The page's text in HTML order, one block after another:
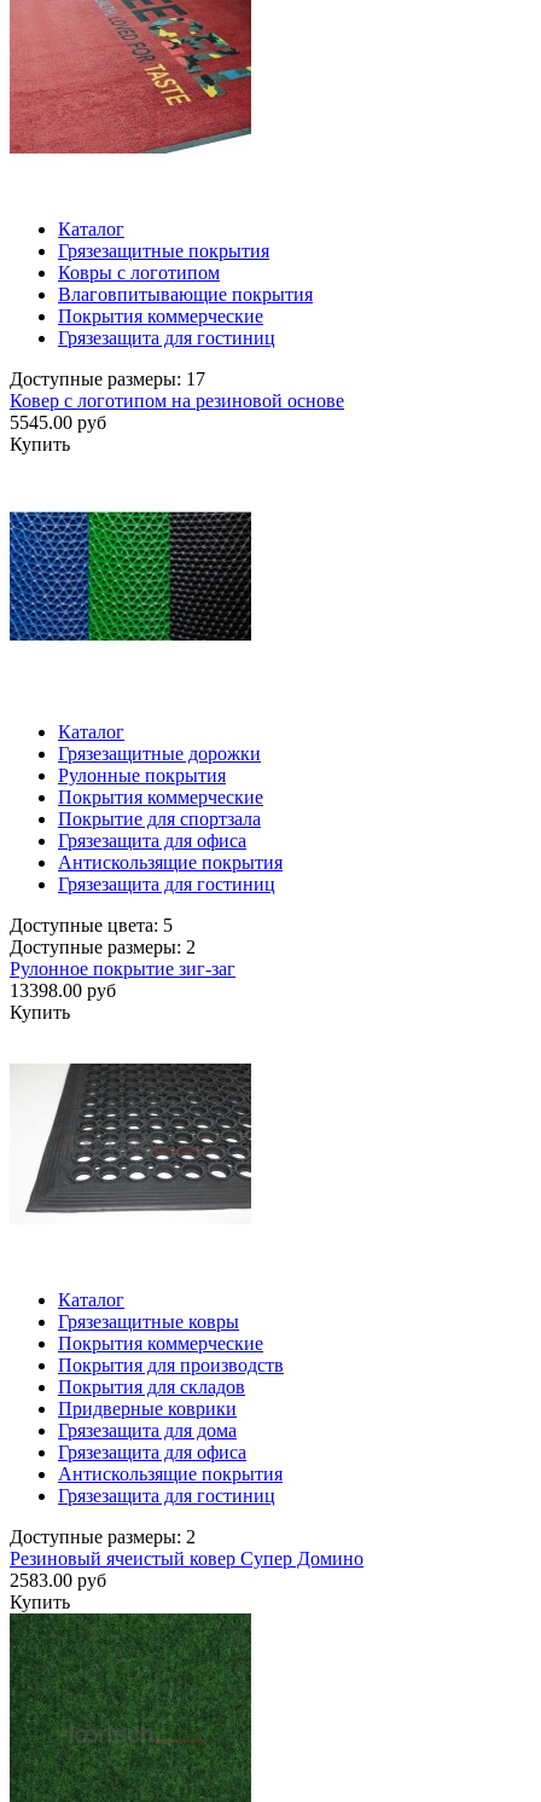
Каталог
Грязезащитные покрытия
Ковры с логотипом
Влаговпитывающие покрытия
Покрытия коммерческие
Грязезащита для гостиниц
Доступные размеры: 17
Ковер с логотипом на резиновой основе
5545.00 руб
Купить
Каталог
Грязезащитные дорожки
Рулонные покрытия
Покрытия коммерческие
Покрытие для спортзала
Грязезащита для офиса
Антискользящие покрытия
Грязезащита для гостиниц
Доступные цвета: 5
Доступные размеры: 2
Рулонное покрытие зиг-заг
13398.00 руб
Купить
Каталог
Грязезащитные ковры
Покрытия коммерческие
Покрытия для производств
Покрытия для складов
Придверные коврики
Грязезащита для дома
Грязезащита для офиса
Антискользящие покрытия
Грязезащита для гостиниц
Доступные размеры: 2
Резиновый ячеистый ковер Супер Домино
2583.00 руб
Купить